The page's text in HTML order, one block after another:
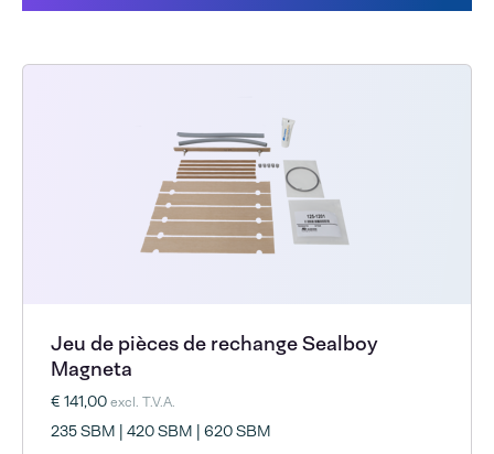
Jeu de pièces de rechange Sealboy
Magneta
€ 141,00excl. T.V.A.
235 SBM | 420 SBM | 620 SBM